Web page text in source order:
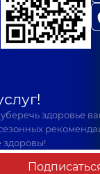
здоровье
здоровы!